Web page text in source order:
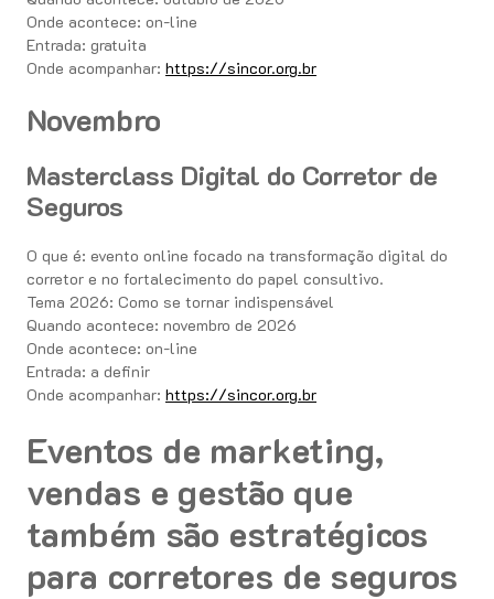
Onde acontece: on-line
Entrada: gratuita
Onde acompanhar: https://sincor.org.br
Novembro
Masterclass Digital do Corretor de
Seguros
O que é: evento online focado na transformação digital do
corretor e no fortalecimento do papel consultivo.
Tema 2026: Como se tornar indispensável
Quando acontece: novembro de 2026
Onde acontece: on-line
Entrada: a definir
Onde acompanhar: https://sincor.org.br
Eventos de marketing,
vendas e gestão que
também são estratégicos
para corretores de seguros